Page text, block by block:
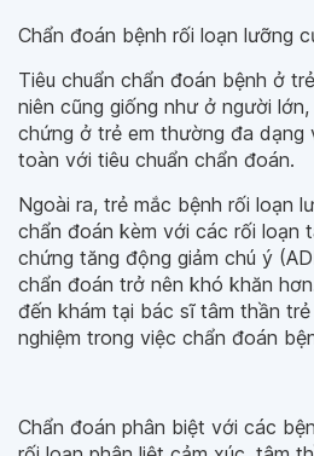
Chẩn đoán bệnh rối loạn lưỡng
Tiêu chuẩn chẩn đoán bệnh ở
niên cũng giống như ở người
chứng ở trẻ em thường đa dạng
toàn với tiêu chuẩn chẩn đoán.
Ngoài ra, trẻ mắc bệnh rối loạn
chẩn đoán kèm với các rối loạn
chứng tăng động giảm chú ý
chẩn đoán trở nên khó khăn
đến khám tại bác sĩ tâm thần trẻ
nghiệm trong việc chẩn đoán
Chẩn đoán phân biệt với các